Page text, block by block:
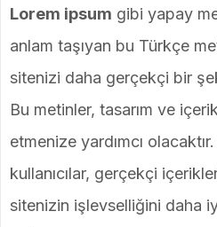
Lorem ipsum gibi yapay
anlam taşıyan bu Türkçe
sitenizi daha gerçekçi bir
Bu metinler, tasarım ve
etmenize yardımcı
kullanıcılar, gerçekçi
sitenizin işlevselliğini daha